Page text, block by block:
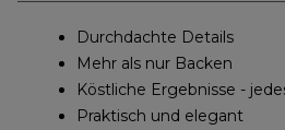
Durchdachte Details
Mehr als nur Backen
Köstliche Ergebnisse -
Praktisch und elegant